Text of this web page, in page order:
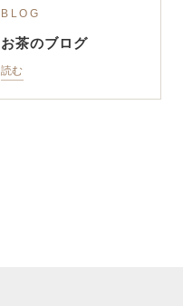
BLOG
お茶のブログ
読む